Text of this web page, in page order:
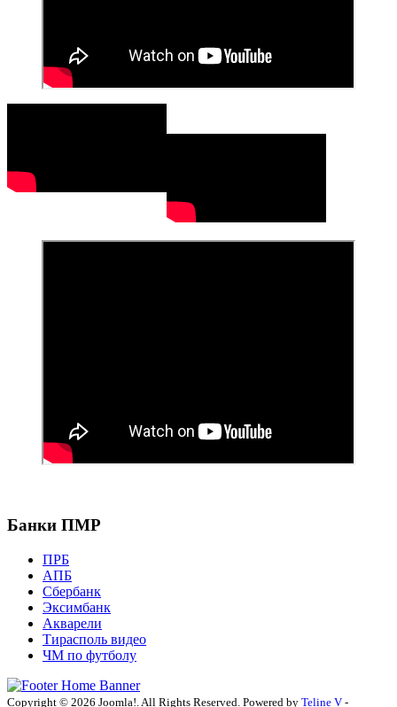
Банки ПМР
ПРБ
АПБ
Сбербанк
Эксимбанк
Акварели
Тирасполь видео
ЧМ по футболу
Copyright © 2026 Joomla!. All Rights Reserved. Powered by Teline V -